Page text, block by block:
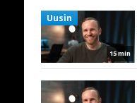
15 min
Uusin